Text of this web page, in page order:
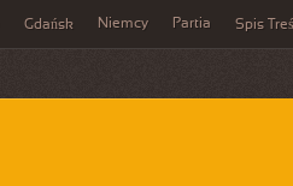
Gdańsk Niemcy Partia Spis